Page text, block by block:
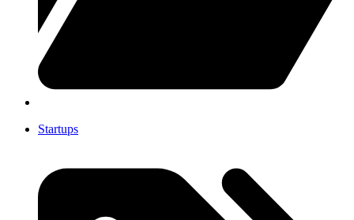
Startups